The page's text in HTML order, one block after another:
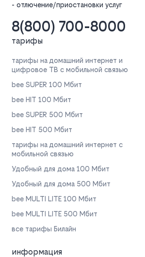
- отлючение/приостановки услуг
8(800) 700-8000
тарифы
тарифы на домашний интернет и
цифровое ТВ с мобильной связью
bee SUPER 100 Мбит
bee HIT 100 Мбит
bee SUPER 500 Мбит
bee HIT 500 Мбит
тарифы на домашний интернет с
мобильной связью
Удобный для дома 100 Мбит
Удобный для дома 500 Мбит
bee MULTI LITE 100 Мбит
bee MULTI LITE 500 Мбит
все тарифы Билайн
информация